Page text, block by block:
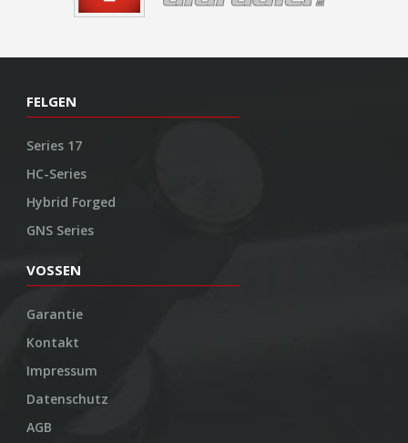
FELGEN
Series 17
HC-Series
Hybrid Forged
GNS Series
VOSSEN
Garantie
Kontakt
Impressum
Datenschutz
AGB